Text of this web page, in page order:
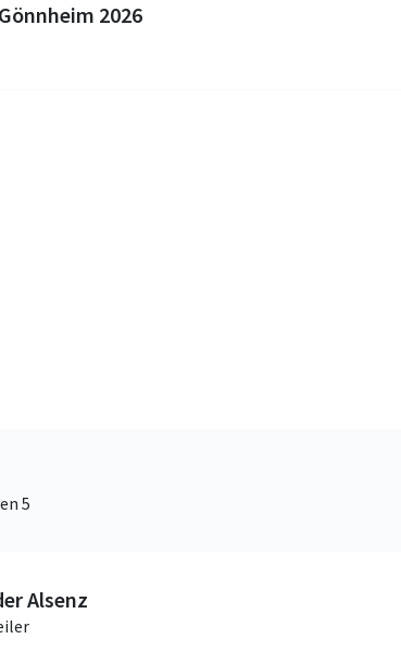
2026
5
Alsenz